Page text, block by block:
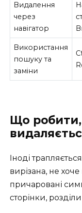
Видалення
через
навігатор
Використання
пошуку та
заміни
Що робити,
Іноді
вирізана, не
причаровані
сторінки,